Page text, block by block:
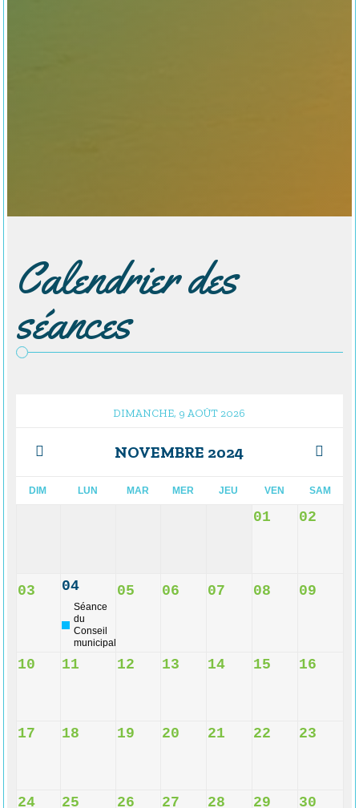
Calendrier des
séances
DIMANCHE, 9 AOÛT 2026
NOVEMBRE 2024
DIM LUN MAR MER JEU VEN SAM
01 02
03 04
Séance
du
Conseil
municipal
05 06 07 08 09
10 11 12 13 14 15 16
17 18 19 20 21 22 23
24 25 26 27 28 29 30